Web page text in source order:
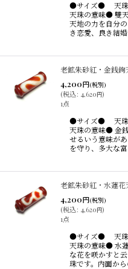
●サイズ● 天珠
天珠の意味● 雙
天地の力を自分
き恋愛、良き結
老鉱朱砂紅・金銭
4,200円(税別)
(税込: 4,620円)
1点
●サイズ● 天珠
天珠の意味● 金
せるいう意味が
を守り、多大な
老鉱朱砂紅・水蓮
4,200円(税別)
(税込: 4,620円)
1点
●サイズ● 天珠
天珠の意味● 水
な花を咲かすと
珠です。内面か